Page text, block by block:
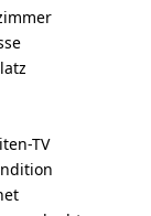
TV